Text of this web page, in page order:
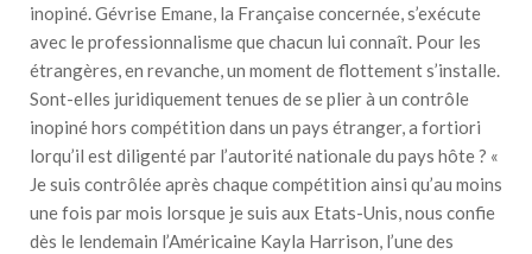
inopiné. Gévrise Emane, la Française concernée, s’exécute
avec le professionnalisme que chacun lui connaît. Pour les
étrangères, en revanche, un moment de flottement s’installe.
Sont-elles juridiquement tenues de se plier à un contrôle
inopiné hors compétition dans un pays étranger, a fortiori
lorqu’il est diligenté par l’autorité nationale du pays hôte ? «
Je suis contrôlée après chaque compétition ainsi qu’au moins
une fois par mois lorsque je suis aux Etats-Unis, nous confie
dès le lendemain l’Américaine Kayla Harrison, l’une des